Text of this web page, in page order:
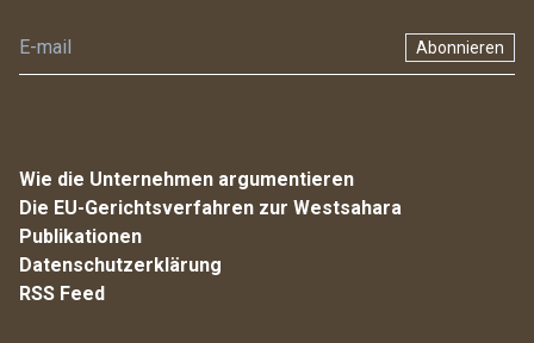
Abonnieren
Wie die Unternehmen argumentieren
Die EU-Gerichtsverfahren zur Westsahara
Publikationen
Datenschutzerklärung
RSS Feed